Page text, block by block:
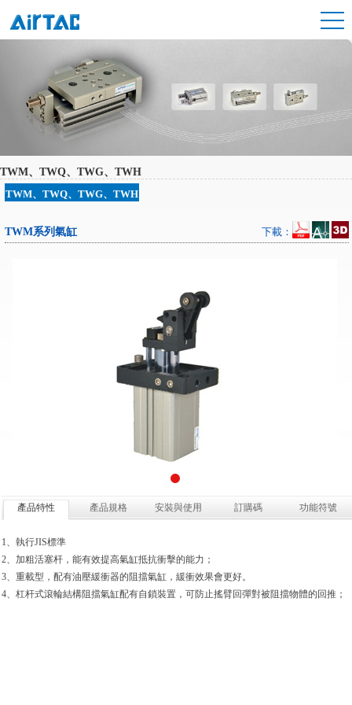
TWM、TWQ、TWG、TWH
TWM、TWQ、TWG、TWH
TWM系列氣缸 下載：
產品特性 產品規格 安裝與使用 訂購碼 功能符號
1、執行JIS標準
2、加粗活塞杆，能有效提高氣缸抵抗衝擊的能力；
3、重載型，配有油壓緩衝器的阻擋氣缸，緩衝效果會更好。
4、杠杆式滾輪結構阻擋氣缸配有自鎖裝置，可防止搖臂回彈對被阻擋物體的回推；